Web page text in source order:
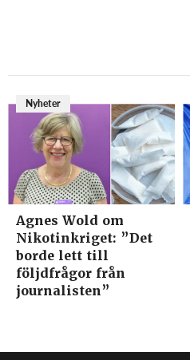
Nyheter
Agnes Wold om
Nikotinkriget: ”Det
borde lett till
följdfrågor från
journalisten”